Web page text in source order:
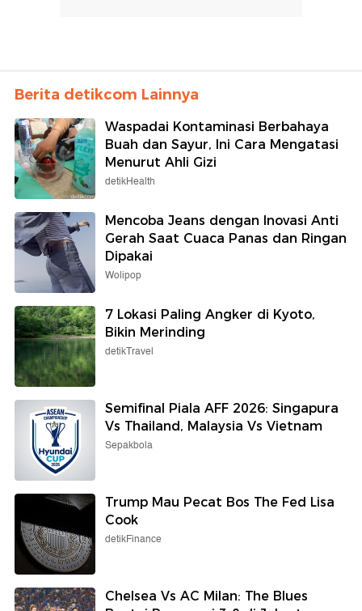
Berita detikcom Lainnya
Waspadai Kontaminasi Berbahaya
Buah dan Sayur, Ini Cara Mengatasi
Menurut Ahli Gizi
detikHealth
Mencoba Jeans dengan Inovasi Anti
Gerah Saat Cuaca Panas dan Ringan
Dipakai
Wolipop
7 Lokasi Paling Angker di Kyoto,
Bikin Merinding
detikTravel
Semifinal Piala AFF 2026: Singapura
Vs Thailand, Malaysia Vs Vietnam
Sepakbola
Trump Mau Pecat Bos The Fed Lisa
Cook
detikFinance
Chelsea Vs AC Milan: The Blues